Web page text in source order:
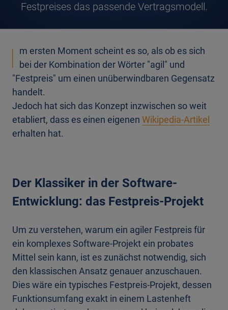
Festpreises das passende Vertragsmodell.
I
m ersten Moment scheint es so, als ob es sich
bei der Kombination der Wörter "agil" und
"Festpreis" um einen unüberwindbaren Gegensatz
handelt.
Jedoch hat sich das Konzept inzwischen so weit
etabliert, dass es einen eigenen Wikipedia-Artikel
erhalten hat.
Der Klassiker in der Software-
Entwicklung: das Festpreis-Projekt
Um zu verstehen, warum ein agiler Festpreis für
ein komplexes Software-Projekt ein probates
Mittel sein kann, ist es zunächst notwendig, sich
den klassischen Ansatz genauer anzuschauen.
Dies wäre ein typisches Festpreis-Projekt, dessen
Funktionsumfang exakt in einem Lastenheft